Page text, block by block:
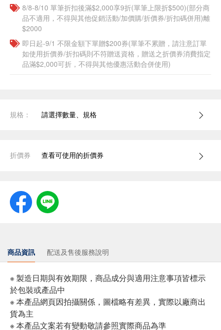
8/8-8/10 單筆折扣後滿$2,000享9折(單筆上限折$500)(部分商
品不適用，不得與其他促銷活動/加價購/折價券/折扣碼併用)離
$2000
即日起-9/1 不限金額下單贈$200券(單筆不累贈，請注意訂單
如使用折價券/折扣碼則不符贈送資格，贈送之折價券消費指定
品滿$2,000可折，不得與其他優惠活動合併使用)
規格： 請選擇數量、規格
折價券 查看可使用的折價券
商品資訊 配送及售後服務說明
※ 製造日期與有效期限，商品成分與適用注意事項皆標示
於包裝或產品中
※ 本產品網頁因拍攝關係，圖檔略有差異，實際以廠商出
貨為主
※ 本產品文案若有變動敬請參照實際商品為準